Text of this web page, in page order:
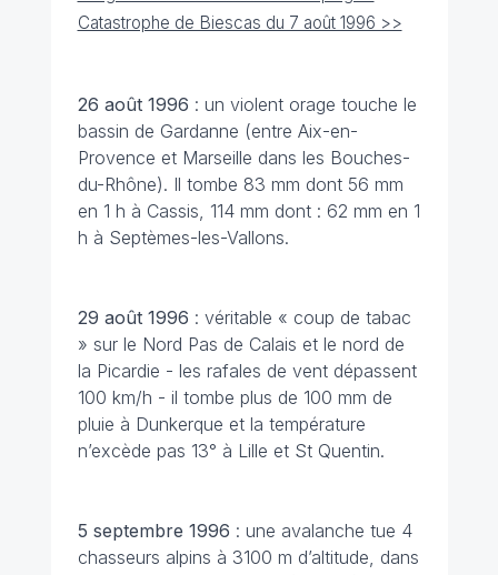
Catastrophe de Biescas du 7 août 1996 >>
26 août 1996 : un violent orage touche le
bassin de Gardanne (entre Aix-en-
Provence et Marseille dans les Bouches-
du-Rhône). Il tombe 83 mm dont 56 mm
en 1 h à Cassis, 114 mm dont : 62 mm en 1
h à Septèmes-les-Vallons.
29 août 1996 : véritable « coup de tabac
» sur le Nord Pas de Calais et le nord de
la Picardie - les rafales de vent dépassent
100 km/h - il tombe plus de 100 mm de
pluie à Dunkerque et la température
n’excède pas 13° à Lille et St Quentin.
5 septembre 1996 : une avalanche tue 4
chasseurs alpins à 3100 m d’altitude, dans